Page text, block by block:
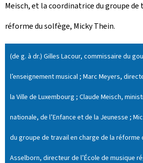
Meisch, et la coordinatrice du groupe de
réforme du solfège, Micky Thein.
(de g. à dr.) Gilles Lacour, commissaire du
l’enseignement musical ; Marc Meyers,
la Ville de Luxembourg ; Claude Meisch,
nationale, de l’Enfance et de la Jeunesse ;
du groupe de travail en charge de la réforme
Asselborn, directeur de l’École de musique